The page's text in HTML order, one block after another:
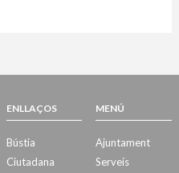
ENLLAÇOS
Bústia
Ciutadana
MENÚ
Ajuntament
Serveis